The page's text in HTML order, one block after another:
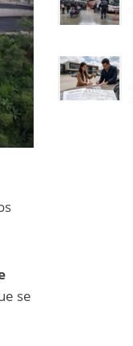
se